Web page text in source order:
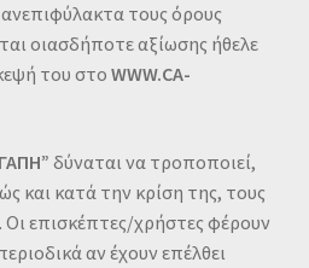
τους όρους
οιασδήποτε αξίωσης ήθελε
του στο WWW.CA-
δύναται να τροποποιεί,
και κατά την κρίση της, τους
επισκέπτες/χρήστες φέρουν
αν έχουν επέλθει